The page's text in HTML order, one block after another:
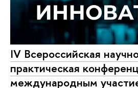
IV Всероссийская
практическая
международным